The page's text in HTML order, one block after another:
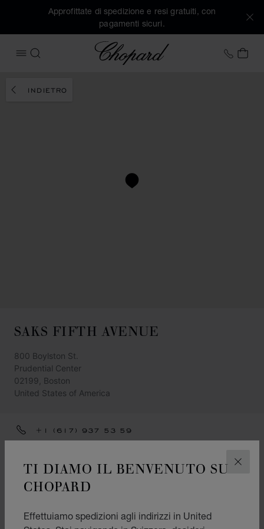
TI DIAMO IL BENVENUTO SU
CHOPARD
Effettuiamo spedizioni agli indirizzi in United
Approfittate di spedizione e resi gratuiti, con
pagamenti sicuri.
APRIRE IL MENU
CERCA
Chopard +41
IL
INDIETRO
SAKS FIFTH AVENUE
800 Boylston St.
Prudential Center
02199, Boston
United States of America
+1 (617) 937 53 59
CATEGORIE
Gioielleria